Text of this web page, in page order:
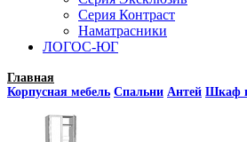
Серия Контраст
Наматрасники
ЛОГОС-ЮГ
Главная
Корпусная мебель Спальни Антей Шкаф